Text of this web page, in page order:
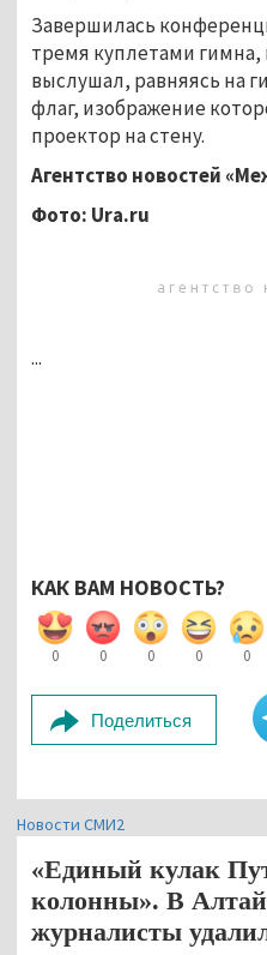
Завершилась
тремя куплетами
выслушал, равняясь на
флаг, изображение
проектор на стену.
Агентство новостей
Фото: Ura.ru
...
КАК ВАМ НОВОСТЬ?
0 0 0 0 0
Поделиться
Новости СМИ2
«Единый кулак
колонны». В
журналисты